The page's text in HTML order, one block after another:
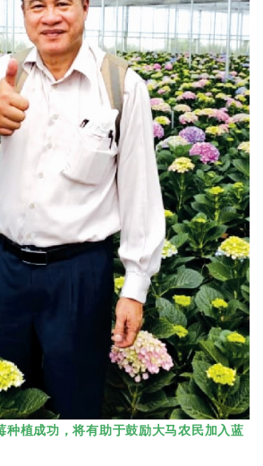
种植成功，将有助于鼓励大马农民加入蓝